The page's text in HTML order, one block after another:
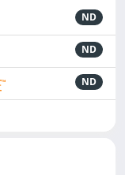
ND
ND
ND